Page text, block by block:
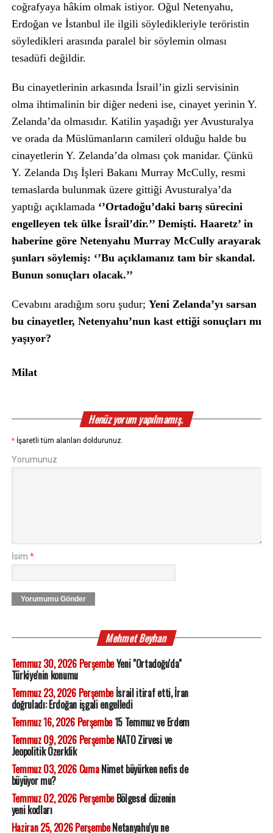
coğrafyaya hâkim olmak istiyor. Oğul Netenyahu,
Erdoğan ve İstanbul ile ilgili söyledikleriyle teröristin
söyledikleri arasında paralel bir söylemin olması
tesadüfi değildir.
Bu cinayetlerinin arkasında İsrail’in gizli servisinin
olma ihtimalinin bir diğer nedeni ise, cinayet yerinin Y.
Zelanda’da olmasıdır. Katilin yaşadığı yer Avusturalya
ve orada da Müslümanların camileri olduğu halde bu
cinayetlerin Y. Zelanda’da olması çok manidar. Çünkü
Y. Zelanda Dış İşleri Bakanı Murray McCully, resmi
temaslarda bulunmak üzere gittiği Avusturalya’da
yaptığı açıklamada‘’Ortadoğu’daki barış sürecini
engelleyen tek ülke İsrail’dir.’’ Demişti. Haaretz’ in
haberine göre Netenyahu Murray McCully arayarak
şunları söylemiş: ‘’Bu açıklamanız tam bir skandal.
Bunun sonuçları olacak.’’
Cevabını aradığım soru şudur; Yeni Zelanda’yı sarsan
bu cinayetler, Netenyahu’nun kast ettiği sonuçları mı
yaşıyor?
Milat
Henüz yorum yapılmamış.
* İşaretli tüm alanları doldurunuz.
Yorumunuz
İsim *
Yorumumu Gönder
Mehmet Beyhan
Temmuz 30, 2026 PerşembeYeni "Ortadoğu'da"
Türkiye'nin konumu
Temmuz 23, 2026 Perşembeİsrail itiraf etti, İran
doğruladı: Erdoğan işgali engelledi
Temmuz 16, 2026 Perşembe15 Temmuz ve Erdem
Temmuz 09, 2026 PerşembeNATO Zirvesi ve
Jeopolitik Özerklik
Temmuz 03, 2026 CumaNimet büyürken nefis de
büyüyor mu?
Temmuz 02, 2026 PerşembeBölgesel düzenin
yeni kodları
Haziran 25, 2026 PerşembeNetanyahu'yu ne